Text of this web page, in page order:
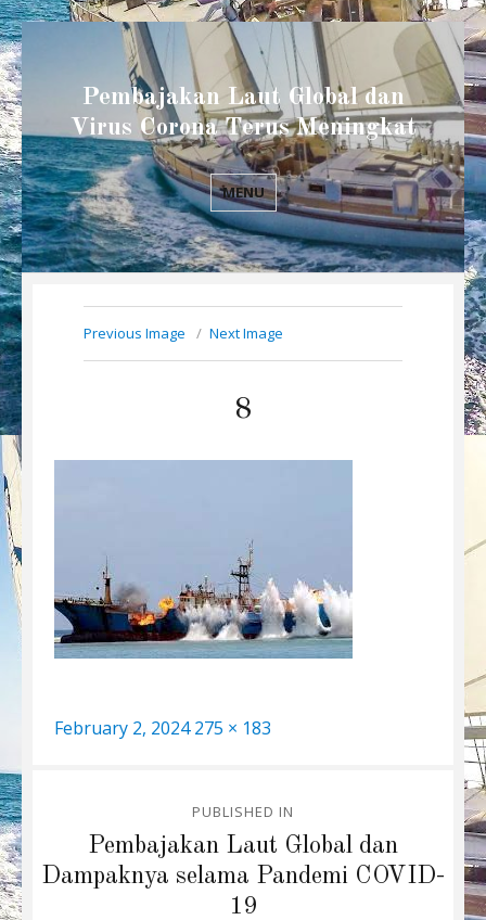
Pembajakan Laut Global dan
Virus Corona Terus Meningkat
MENU
Previous Image Next Image
8
Posted
February 2, 2024 Full
275 × 183
navigation
PUBLISHED IN
Pembajakan Laut Global dan
Dampaknya selama Pandemi COVID-
19